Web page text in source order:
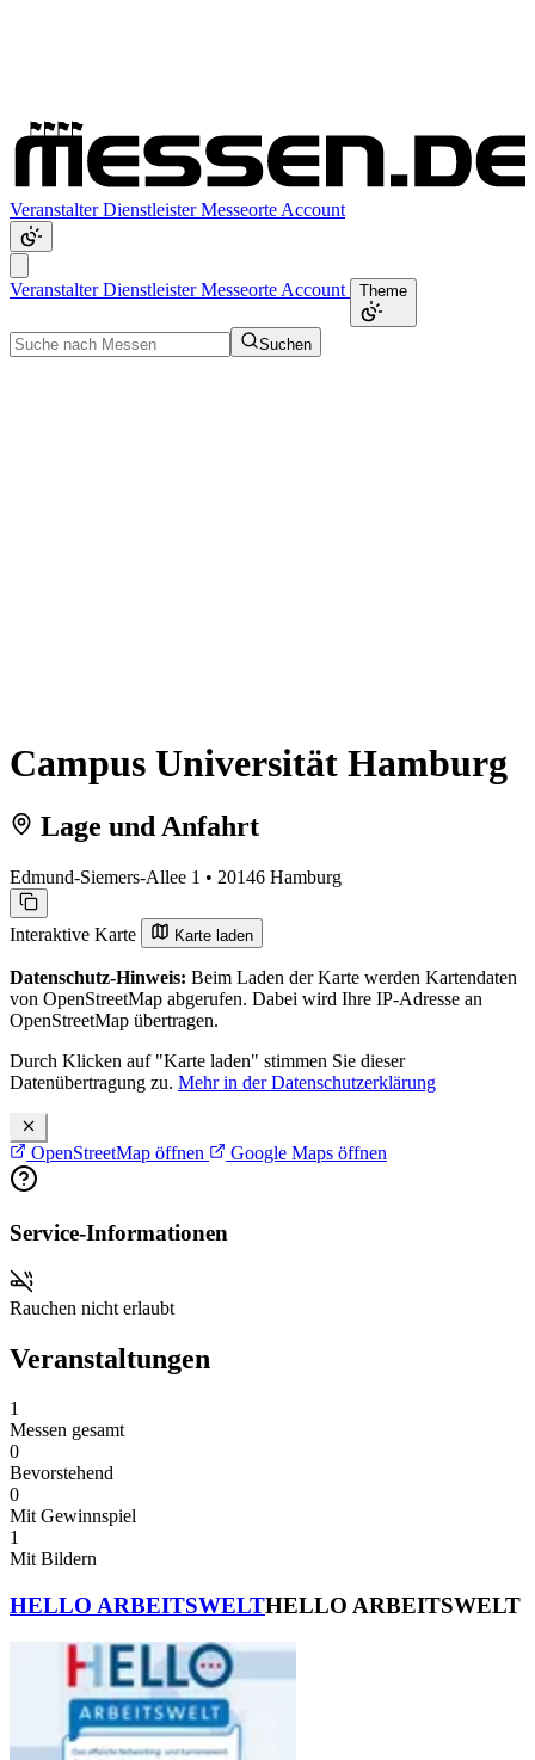
VeranstalterDienstleisterMesseorte Account
VeranstalterDienstleisterMesseorte Account Theme
Suchen
Campus Universität Hamburg
Lage und Anfahrt
Edmund-Siemers-Allee 1 • 20146 Hamburg
Interaktive Karte Karte laden
Datenschutz-Hinweis: Beim Laden der Karte werden Kartendaten
von OpenStreetMap abgerufen. Dabei wird Ihre IP-Adresse an
OpenStreetMap übertragen.
Durch Klicken auf "Karte laden" stimmen Sie dieser
Datenübertragung zu. Mehr in der Datenschutzerklärung
OpenStreetMap öffnen Google Maps öffnen
Service-Informationen
Rauchen nicht erlaubt
Veranstaltungen
1
Messen gesamt
0
Bevorstehend
0
Mit Gewinnspiel
1
Mit Bildern
HELLO ARBEITSWELTHELLO ARBEITSWELT